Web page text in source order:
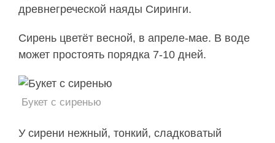
древнегреческой наяды Сиринги.
Сирень цветёт весной, в апреле-мае. В воде
может простоять порядка 7-10 дней.
Букет с сиренью
У сирени нежный, тонкий, сладковатый